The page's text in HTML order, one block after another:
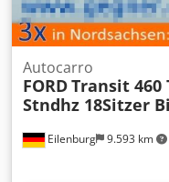
Eilenburg 9.593 km
Autocarro
FORDTransit 460
Stndhz 18Sitzer